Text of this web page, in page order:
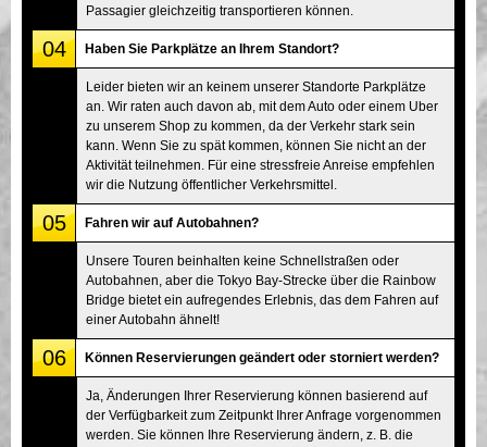
Passagier gleichzeitig transportieren können.
04 Haben Sie Parkplätze an Ihrem Standort?
Leider bieten wir an keinem unserer Standorte Parkplätze
an. Wir raten auch davon ab, mit dem Auto oder einem Uber
zu unserem Shop zu kommen, da der Verkehr stark sein
kann. Wenn Sie zu spät kommen, können Sie nicht an der
Aktivität teilnehmen. Für eine stressfreie Anreise empfehlen
wir die Nutzung öffentlicher Verkehrsmittel.
05 Fahren wir auf Autobahnen?
Unsere Touren beinhalten keine Schnellstraßen oder
Autobahnen, aber die Tokyo Bay-Strecke über die Rainbow
Bridge bietet ein aufregendes Erlebnis, das dem Fahren auf
einer Autobahn ähnelt!
06 Können Reservierungen geändert oder storniert werden?
Ja, Änderungen Ihrer Reservierung können basierend auf
der Verfügbarkeit zum Zeitpunkt Ihrer Anfrage vorgenommen
werden. Sie können Ihre Reservierung ändern, z. B. die